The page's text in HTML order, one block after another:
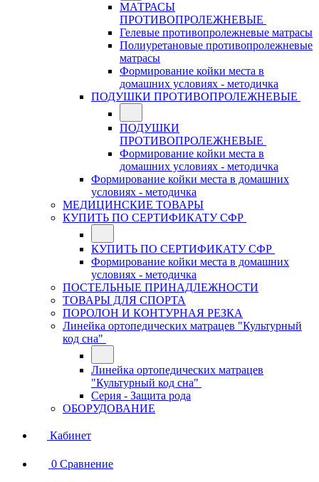
МАТРАСЫ
ПРОТИВОПРОЛЕЖНЕВЫЕ
Гелевые противопролежневые матрасы
Полиуретановые противопролежневые
матрасы
Формирование койки места в
домашних условиях - методичка
ПОДУШКИ ПРОТИВОПРОЛЕЖНЕВЫЕ
ПОДУШКИ
ПРОТИВОПРОЛЕЖНЕВЫЕ
Формирование койки места в
домашних условиях - методичка
Формирование койки места в домашних
условиях - методичка
МЕДИЦИНСКИЕ ТОВАРЫ
КУПИТЬ ПО СЕРТИФИКАТУ СФР
КУПИТЬ ПО СЕРТИФИКАТУ СФР
Формирование койки места в домашних
условиях - методичка
ПОСТЕЛЬНЫЕ ПРИНАДЛЕЖНОСТИ
ТОВАРЫ ДЛЯ СПОРТА
ПОРОЛОН И КОНТУРНАЯ РЕЗКА
Линейка ортопедических матрацев "Культурный
код сна"
Линейка ортопедических матрацев
"Культурный код сна"
Серия - Защита рода
ОБОРУДОВАНИЕ
Кабинет
0 Сравнение